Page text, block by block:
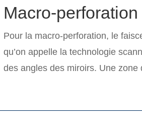
Macro-perforation
Pour la macro-perforation, le
qu’on appelle la technologie
des angles des miroirs. Une zone